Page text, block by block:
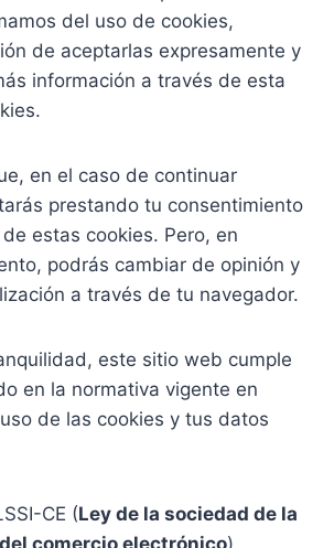
del uso de cookies,
de aceptarlas expresamente y
información a través de esta
en el caso de continuar
prestando tu consentimiento
estas cookies. Pero, en
podrás cambiar de opinión y
a través de tu navegador.
este sitio web cumple
en la normativa vigente en
de las cookies y tus datos
CE (Ley de la sociedad de la
comercio electrónico)